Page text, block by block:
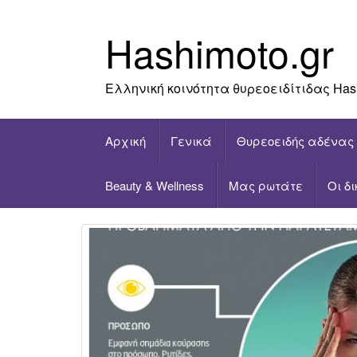
Hashimoto.gr
Ελληνική κοινότητα θυρεοειδίτιδας
Αρχική Γενικά Θυρεοειδής αδένας
Beauty & Wellness Μας ρωτάτε Οι